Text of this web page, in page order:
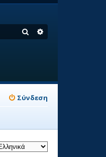
Αναζήτηση
Σύνδεση